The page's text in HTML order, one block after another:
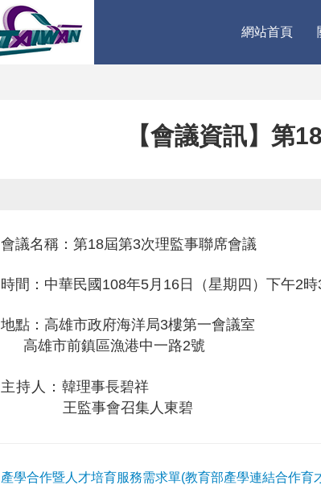
網站首頁
【會議資訊】第
會議名稱：第18屆第3次理監事聯席會議
時間：中華民國 108年5月16 日（星期四）下午2時
地點：高雄市政府海洋局3樓第一會議室
高雄市前鎮區漁港中一路2號
主持人： 韓理事長碧祥
王監事會召集人東碧
產學合作暨人才培育服務需求單(教育部產學連結合作